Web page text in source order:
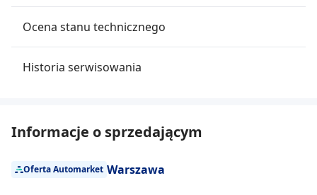
Ocena stanu technicznego
Historia serwisowania
Informacje o sprzedającym
Oferta Automarket Warszawa